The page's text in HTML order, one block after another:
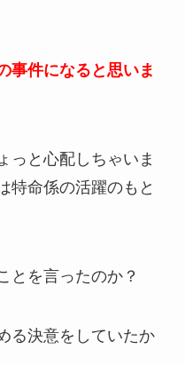
事件になると思いま
っと心配しちゃいま
特命係の活躍のもと
とを言ったのか？
る決意をしていたか